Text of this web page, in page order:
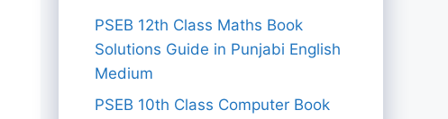
PSEB 12th Class Maths Book
Solutions Guide in Punjabi English
Medium
PSEB 10th Class Computer Book